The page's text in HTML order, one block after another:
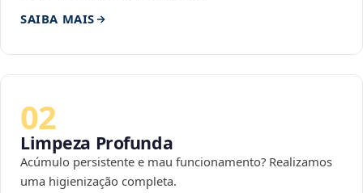
SAIBA MAIS
02
Limpeza Profunda
Acúmulo persistente e mau funcionamento? Realizamos
uma higienização completa.